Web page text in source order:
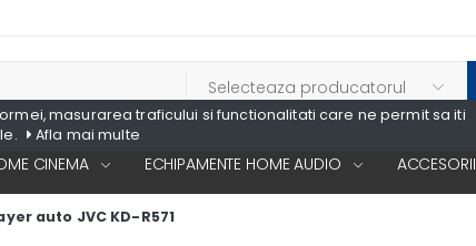
masurarea traficului si functionalitati care ne permit sa iti
Afla mai multe
CINEMA ECHIPAMENTE HOME AUDIO ACCESORII
auto JVC KD-R571